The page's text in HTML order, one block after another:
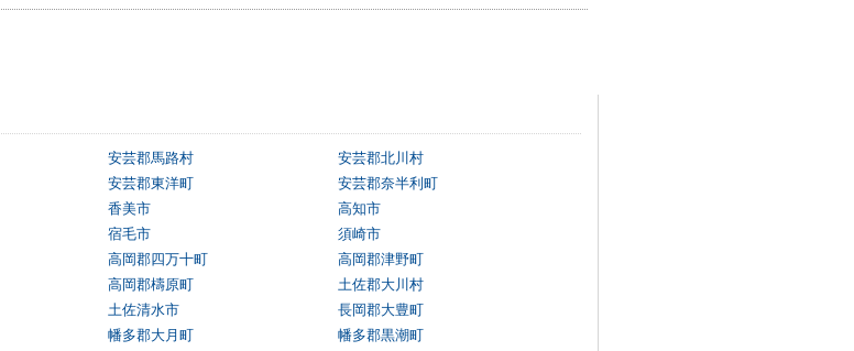
安芸郡馬路村
安芸郡北川村
安芸郡東洋町
安芸郡奈半利町
香美市
高知市
宿毛市
須崎市
高岡郡四万十町
高岡郡津野町
高岡郡檮原町
土佐郡大川村
土佐清水市
長岡郡大豊町
幡多郡大月町
幡多郡黒潮町